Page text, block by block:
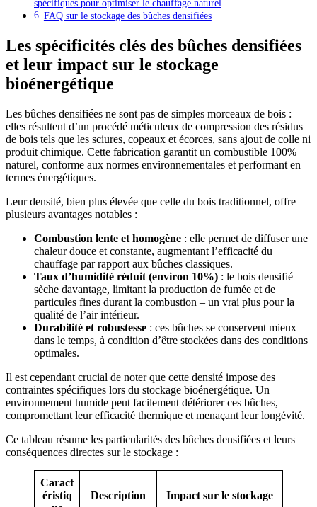
spécifiques pour optimiser le chauffage naturel
FAQ sur le stockage des bûches densifiées
Les spécificités clés des bûches densifiées
et leur impact sur le stockage
bioénergétique
Les bûches densifiées ne sont pas de simples morceaux de bois :
elles résultent d’un procédé méticuleux de compression des résidus
de bois tels que les sciures, copeaux et écorces, sans ajout de colle ni
produit chimique. Cette fabrication garantit un combustible 100%
naturel, conforme aux normes environnementales et performant en
termes énergétiques.
Leur densité, bien plus élevée que celle du bois traditionnel, offre
plusieurs avantages notables :
Combustion lente et homogène : elle permet de diffuser une
chaleur douce et constante, augmentant l’efficacité du
chauffage par rapport aux bûches classiques.
Taux d’humidité réduit (environ 10%) : le bois densifié
sèche davantage, limitant la production de fumée et de
particules fines durant la combustion – un vrai plus pour la
qualité de l’air intérieur.
Durabilité et robustesse : ces bûches se conservent mieux
dans le temps, à condition d’être stockées dans des conditions
optimales.
Il est cependant crucial de noter que cette densité impose des
contraintes spécifiques lors du stockage bioénergétique. Un
environnement humide peut facilement détériorer ces bûches,
compromettant leur efficacité thermique et menaçant leur longévité.
Ce tableau résume les particularités des bûches densifiées et leurs
conséquences directes sur le stockage :
Caract
éristiq
Description Impact sur le stockage